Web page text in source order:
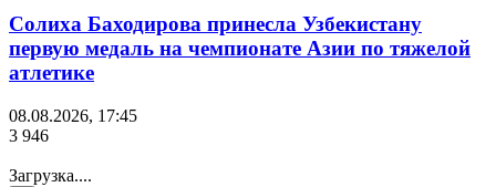
Солиха Баходирова принесла Узбекистану
первую медаль на чемпионате Азии по тяжелой
атлетике
08.08.2026, 17:45
3 946
Загрузка....